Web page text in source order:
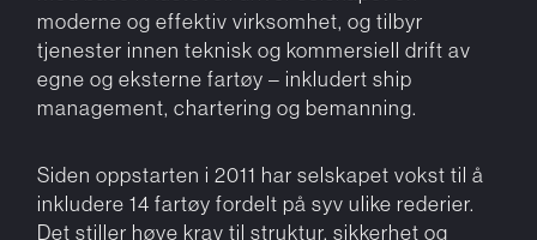
moderne og effektiv virksomhet, og tilbyr
tjenester innen teknisk og kommersiell drift av
egne og eksterne fartøy – inkludert ship
management, chartering og bemanning.
Siden oppstarten i 2011 har selskapet vokst til å
inkludere 14 fartøy fordelt på syv ulike rederier.
Det stiller høye krav til struktur, sikkerhet og